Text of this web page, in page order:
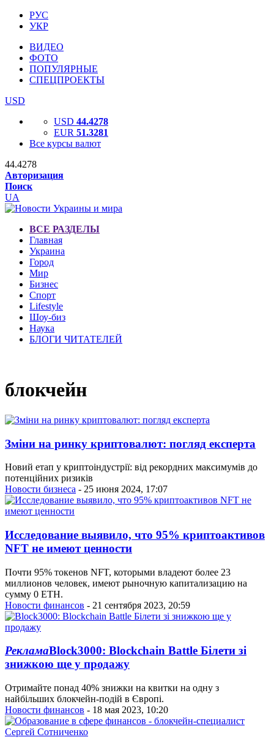
РУС
УКР
ВИДЕО
ФОТО
ПОПУЛЯРНЫЕ
СПЕЦПРОЕКТЫ
USD
USD 44.4278
EUR 51.3281
Все курсы валют
44.4278
Авторизация
Поиск
UA
ВСЕ РАЗДЕЛЫ
Главная
Украина
Город
Мир
Бизнес
Спорт
Lifestyle
Шоу-биз
Наука
БЛОГИ ЧИТАТЕЛЕЙ
блокчейн
Зміни на ринку криптовалют: погляд експерта
Новий етап у криптоіндустрії: від рекордних максимумів до
потенційних ризиків
Новости бизнеса - 25 июня 2024, 17:07
Исследование выявило, что 95% криптоактивов
NFT не имеют ценности
Почти 95% токенов NFT, которыми владеют более 23
миллионов человек, имеют рыночную капитализацию на
сумму 0 ETH.
Новости финансов - 21 сентября 2023, 20:59
РекламаBlock3000: Blockchain Battle Білети зі
знижкою ще у продажу
Отримайте понад 40% знижки на квитки на одну з
найбільших блокчейн-подій в Європі.
Новости финансов - 18 мая 2023, 10:20